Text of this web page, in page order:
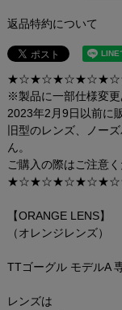
返品特約について
※製品に一部仕様変更
2023年2月9日以前に
旧型のレンズ、ノー
ん。
ご購入の際はご注意く
【ORANGE LENS】
（オレンジレンズ）
TTゴーグル モデルA
レンズは